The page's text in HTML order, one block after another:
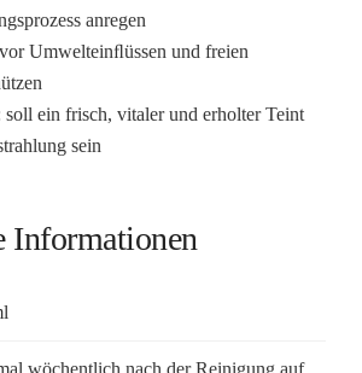
anregen
Umwelteinﬂüssen und freien
soll ein frisch, vitaler und erholter Teint
sein
Informationen
wöchentlich nach der Reinigung auf